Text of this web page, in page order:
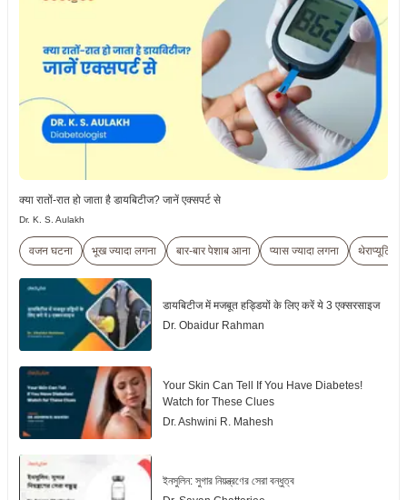
क्या रातों-रात हो जाता है डायबिटीज? जानें एक्सपर्ट से
Dr. K. S. Aulakh
वजन घटना भूख ज्यादा लगना बार-बार पेशाब आना प्यास ज्यादा लगना थेराप्यूटिक
डायबिटीज में मजबूत हड्डियों के लिए करें ये 3 एक्सरसाइज
Dr. Obaidur Rahman
Your Skin Can Tell If You Have Diabetes!
Watch for These Clues
Dr. Ashwini R. Mahesh
ইনসুলিন: সুগার নিয়ন্ত্রণের সেরা বন্ধুত্ব